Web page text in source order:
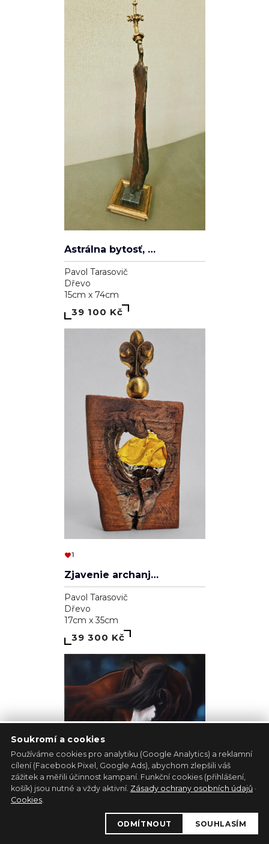
Astrálna bytosť, ktorá má cnosť
Pavol Tarasovič
Dřevo
15cm x 74cm
39 100 Kč
1
Zjavenie archanjela
Pavol Tarasovič
Dřevo
17cm x 35cm
39 300 Kč
1
Soukromí a cookies
Používáme cookies pro analytiku (Google Analytics) a reklamní
cílení (Facebook Pixel, Google Ads), abychom zlepšili váš
zážitek a měřili účinnost kampaní. Funkční cookies (přihlášení,
košík) jsou nutné a vždy aktivní. Zásady ochrany osobních údajů ·
Cookies.
ODMÍTNOUT SOUHLASÍM